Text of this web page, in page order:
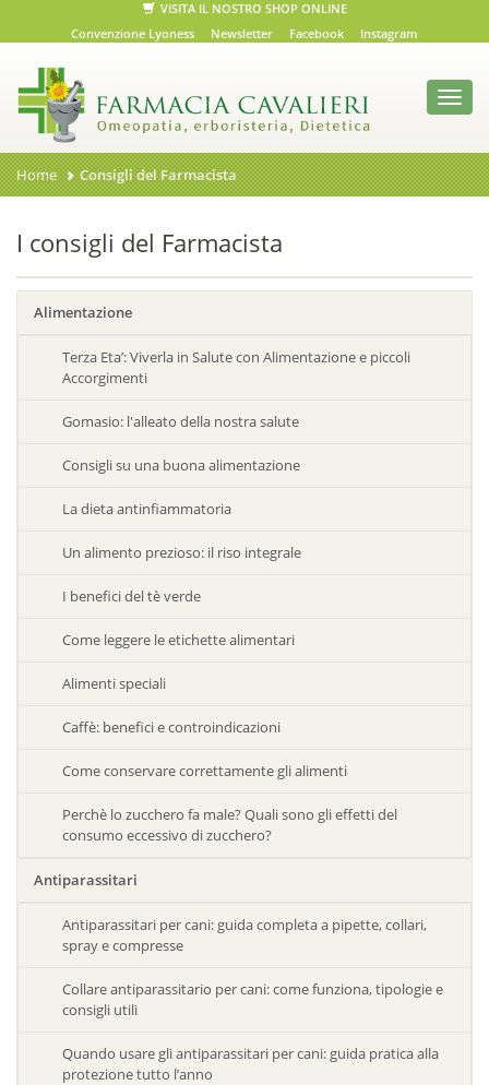
VISITA IL NOSTRO SHOP ONLINE
Convenzione Lyoness
Newsletter Facebook Instagram
Home Consigli del Farmacista
I consigli del Farmacista
Alimentazione
Terza Eta’: Viverla in Salute con Alimentazione e piccoli
Accorgimenti
Gomasio: l'alleato della nostra salute
Consigli su una buona alimentazione
La dieta antinfiammatoria
Un alimento prezioso: il riso integrale
I benefici del tè verde
Come leggere le etichette alimentari
Alimenti speciali
Caffè: benefici e controindicazioni
Come conservare correttamente gli alimenti
Perchè lo zucchero fa male? Quali sono gli effetti del
consumo eccessivo di zucchero?
Antiparassitari
Antiparassitari per cani: guida completa a pipette, collari,
spray e compresse
Collare antiparassitario per cani: come funziona, tipologie e
consigli utili
Quando usare gli antiparassitari per cani: guida pratica alla
protezione tutto l’anno